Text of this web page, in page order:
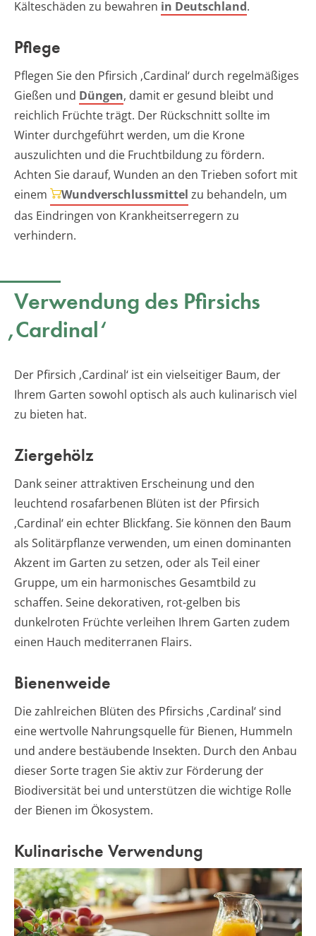
Kälteschäden zu bewahren in Deutschland.
Pflege
Pflegen Sie den Pfirsich ‚Cardinal‘ durch regelmäßiges
Gießen und Düngen, damit er gesund bleibt und
reichlich Früchte trägt. Der Rückschnitt sollte im
Winter durchgeführt werden, um die Krone
auszulichten und die Fruchtbildung zu fördern.
Achten Sie darauf, Wunden an den Trieben sofort mit
einem
Wundverschlussmittel zu behandeln, um
das Eindringen von Krankheitserregern zu
verhindern.
Verwendung des Pfirsichs
‚Cardinal‘
Der Pfirsich ‚Cardinal‘ ist ein vielseitiger Baum, der
Ihrem Garten sowohl optisch als auch kulinarisch viel
zu bieten hat.
Ziergehölz
Dank seiner attraktiven Erscheinung und den
leuchtend rosafarbenen Blüten ist der Pfirsich
‚Cardinal‘ ein echter Blickfang. Sie können den Baum
als Solitärpflanze verwenden, um einen dominanten
Akzent im Garten zu setzen, oder als Teil einer
Gruppe, um ein harmonisches Gesamtbild zu
schaffen. Seine dekorativen, rot-gelben bis
dunkelroten Früchte verleihen Ihrem Garten zudem
einen Hauch mediterranen Flairs.
Bienenweide
Die zahlreichen Blüten des Pfirsichs ‚Cardinal‘ sind
eine wertvolle Nahrungsquelle für Bienen, Hummeln
und andere bestäubende Insekten. Durch den Anbau
dieser Sorte tragen Sie aktiv zur Förderung der
Biodiversität bei und unterstützen die wichtige Rolle
der Bienen im Ökosystem.
Kulinarische Verwendung